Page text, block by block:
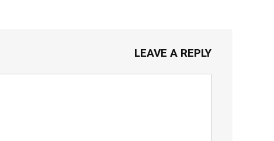
LEAVE A REPLY